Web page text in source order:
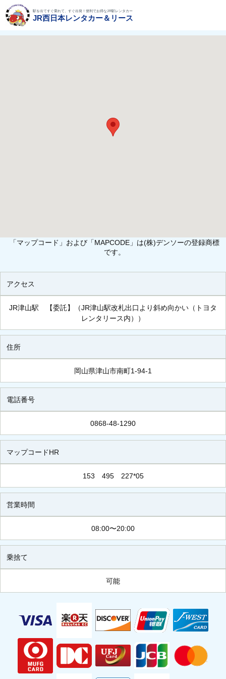
駅を出てすぐ乗れて、すぐ出発！便利でお得なJR駅レンタカー
JR西日本レンタカー＆リース
「マップコード」および「MAPCODE」は(株)デンソーの登録商標
です。
アクセス
JR津山駅 【委託】（JR津山駅改札出口より斜め向かい（トヨタ
レンタリース内））
住所
岡山県津山市南町1-94-1
電話番号
0868-48-1290
マップコードHR
153 495 227*05
営業時間
08:00〜20:00
乗捨て
可能